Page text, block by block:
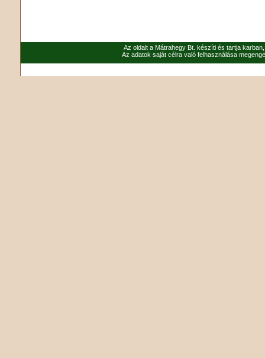
Az oldalt a Mátrahegy Bt. készíti és tartja
Az adatok saját célra való felhasználása